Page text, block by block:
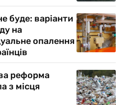
буде: варіанти
на
опалення
реформа
з місця